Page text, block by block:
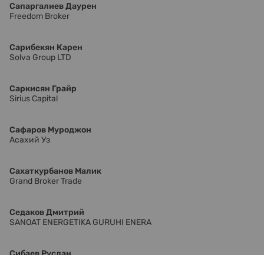
Сапаргалиев Даурен
Freedom Broker
Сарибекян Карен
Solva Group LTD
Саркисян Грайр
Sirius Capital
Сафаров Муроджон
Асахий Уз
Сахаткурбанов Малик
Grand Broker Trade
Седаков Дмитрий
SANOAT ENERGETIKA GURUHI ENERA